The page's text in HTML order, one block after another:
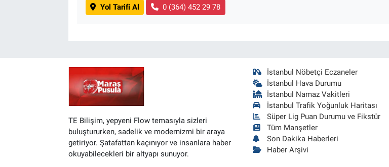
Yol Tarifi Al 0 (364) 452 29 78
TE Bilişim, yepyeni Flow temasıyla sizleri
buluştururken, sadelik ve modernizmi bir araya
getiriyor. Şatafattan kaçınıyor ve insanlara haber
okuyabilecekleri bir altyapı sunuyor.
İstanbul Nöbetçi Eczaneler
İstanbul Hava Durumu
İstanbul Namaz Vakitleri
İstanbul Trafik Yoğunluk Haritası
Süper Lig Puan Durumu ve Fikstür
Tüm Manşetler
Son Dakika Haberleri
Haber Arşivi